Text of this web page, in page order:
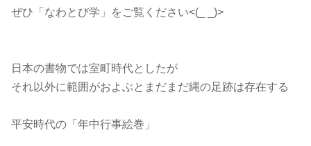
ぜひ「なわとび学」をご覧ください<(_ _)>
日本の書物では室町時代としたが
それ以外に範囲がおよぶとまだまだ縄の足跡は存在する
平安時代の「年中行事絵巻」